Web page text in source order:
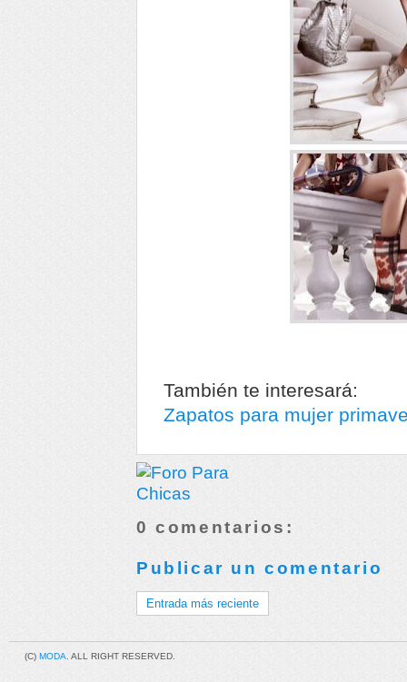
También te interesará:
Zapatos para mujer
0 comentarios:
Publicar un comentario
Entrada más reciente
(C) MODA . ALL RIGHT RESERVED.